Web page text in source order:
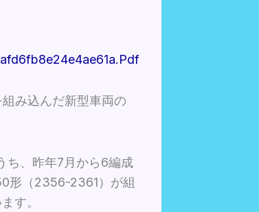
み込んだ新型車両の
ち、昨年7月から6編成
形（2356-2361）が組
す。